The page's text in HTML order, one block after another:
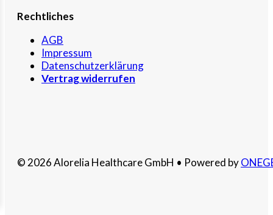
Rechtliches
AGB
Impressum
Datenschutzerklärung
Vertrag widerrufen
© 2026 Alorelia Healthcare GmbH • Powered by